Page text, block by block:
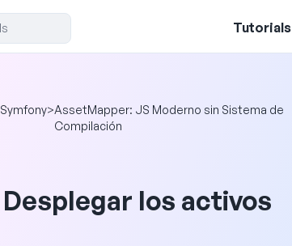
Tutorials
Symfony>AssetMapper: JS Moderno sin Sistema de
Compilación
Desplegar los activos